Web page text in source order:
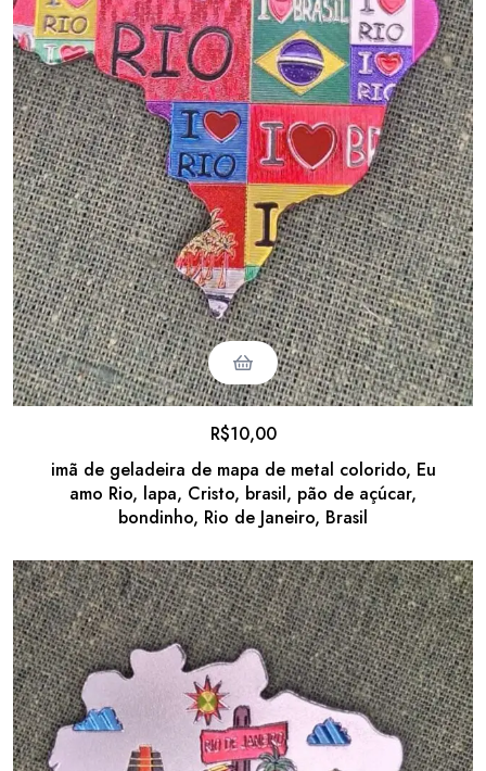
imã de geladeira de mapa de metal colorido, Eu
amo Rio, lapa, Cristo, brasil, pão de açúcar,
bondinho, Rio de Janeiro, Brasil
R$10,00